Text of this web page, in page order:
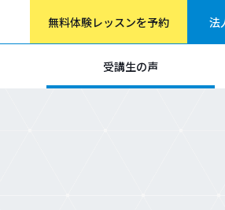
無料体験レッスンを予約 法
受講生の声